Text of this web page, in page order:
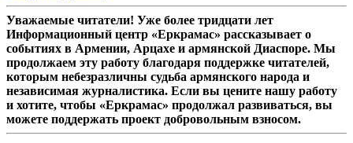
Уважаемые читатели! Уже более тридцати лет
Информационный центр «Еркрамас» рассказывает о
событиях в Армении, Арцахе и армянской Диаспоре. Мы
продолжаем эту работу благодаря поддержке читателей,
которым небезразличны судьба армянского народа и
независимая журналистика. Если вы цените нашу работу
и хотите, чтобы «Еркрамас» продолжал развиваться, вы
можете поддержать проект добровольным взносом.